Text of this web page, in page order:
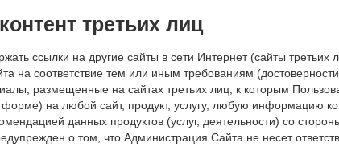
третьих лиц
ссылки на другие сайты в сети Интернет (сайты
на соответствие тем или иным требованиям
размещенные на сайтах третьих лиц, к которым
на любой сайт, продукт, услугу, любую информацию
данных продуктов (услуг, деятельности) со
о том, что Администрация Сайта не несет